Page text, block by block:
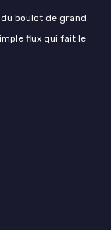
boulot de grand
flux qui fait le